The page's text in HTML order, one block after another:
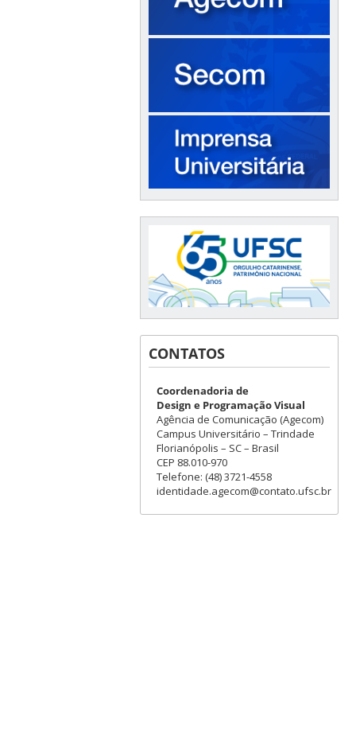
CONTATOS
Coordenadoria de
Design e Programação Visual
Agência de Comunicação (Agecom)
Campus Universitário – Trindade
Florianópolis – SC – Brasil
CEP 88.010-970
Telefone: (48) 3721-4558
identidade.agecom@contato.ufsc.br